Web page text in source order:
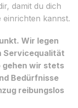
damit du dich
einrichten kannst.
Wir legen
Servicequalität
gehen wir stets
Bedürfnisse
reibungslos